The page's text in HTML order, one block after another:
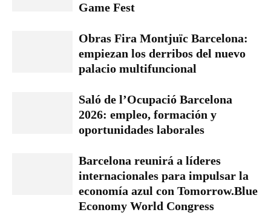
Game Fest
Obras Fira Montjuïc Barcelona:
empiezan los derribos del nuevo
palacio multifuncional
Saló de l’Ocupació Barcelona
2026: empleo, formación y
oportunidades laborales
Barcelona reunirá a líderes
internacionales para impulsar la
economía azul con Tomorrow.Blue
Economy World Congress